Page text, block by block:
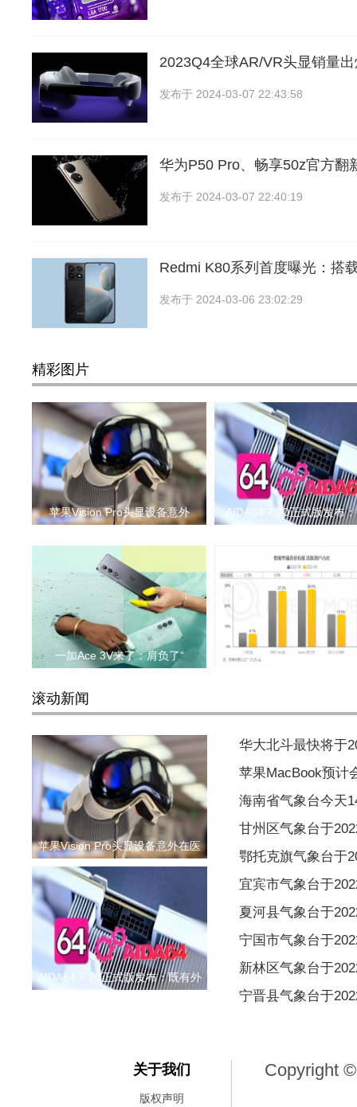
2023Q4全球AR/VR头显销量
发布于 2024-03-07 22:43:58
华为P50 Pro、畅享50z官方翻
发布于 2024-03-07 22:40:19
Redmi K80系列首度曝光：搭
发布于 2024-03-06 23:02:29
精彩图片
苹果Vision Pro头显设备意外 AIDA64 7.20正式版发布
一加Ace 3V来了：肩负了“ 当加价几百元就获得全
滚动新闻
苹果Vision Pro头显设备意外在医
AIDA64 7.20正式版发布：既有外
华大北斗最快将于
苹果MacBook预计
海南省气象台今天
甘州区气象台于
鄂托克旗气象台于
宜宾市气象台于
夏河县气象台于
宁国市气象台于
新林区气象台于
宁晋县气象台于
关于我们
版权声明
Copyright